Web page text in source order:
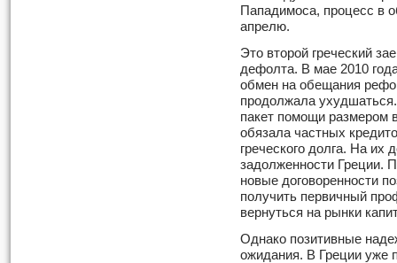
Пападимоса, процесс в
апрелю.
Это второй греческий
дефолта. В мае 2010
обмен на обещания
продолжала
пакет помощи размером
обязала частных
греческого долга. На
задолженности Греции.
новые договоренности
получить первичный
вернуться на рынки
Однако позитивные
ожидания. В Греции уже